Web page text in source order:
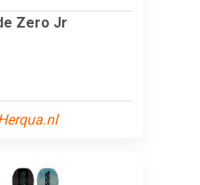
Zero Jr